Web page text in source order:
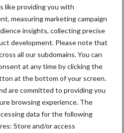
like providing you with
measuring marketing campaign
insights, collecting precise
development. Please note that
all our subdomains. You can
at any time by clicking the
at the bottom of your screen.
are committed to providing you
browsing experience. The
data for the following
Store and/or access
ziet volume en
groeien in
Nederlandse